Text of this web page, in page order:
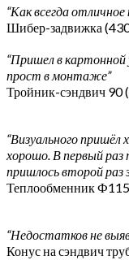
“Как всегда отличное
Шибер-задвижка
“Пришел в картонной
прост в монтаже”
Тройник-сэндвич
“Визуального
хорошо. В первый раз
пришлось второй раз
Теплообменник
“Недостатков не
Конус на сэндвич